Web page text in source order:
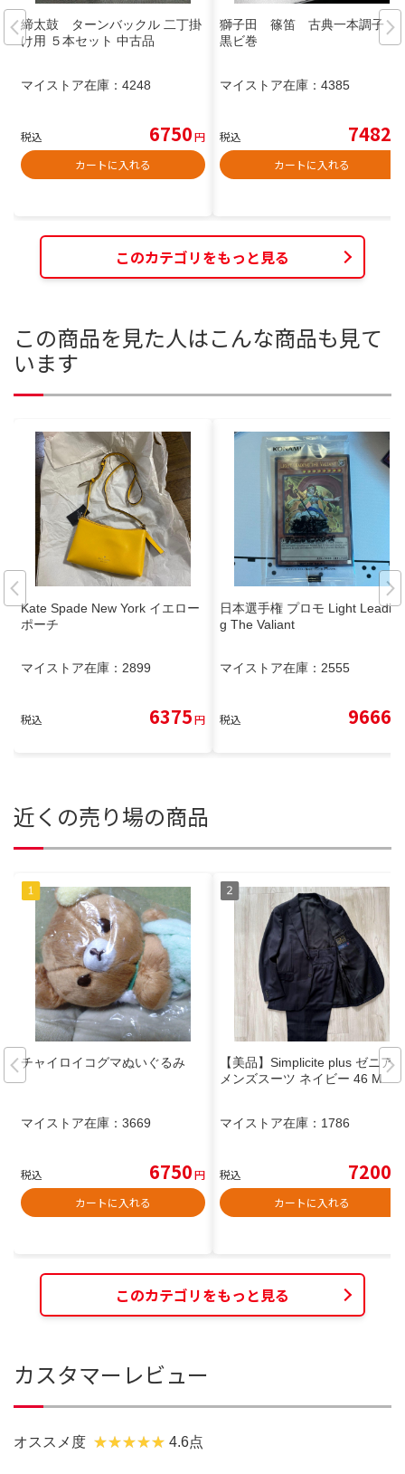
締太鼓 ターンバックル 二丁掛
け用 ５本セット 中古品
マイストア在庫： 4248
税込 6750円
カートに入れる
獅子田 篠笛 古典一本調子
黒ビ巻
マイストア在庫： 4385
税込 7482
カートに入れる
このカテゴリをもっと見る
この商品を見た人はこんな商品も見て
います
Kate Spade New York イエロー
ポーチ
マイストア在庫： 2899
税込 6375円
日本選手権 プロモ Light Leadin
g The Valiant
マイストア在庫： 2555
税込 9666
近くの売り場の商品
チャイロイコグマぬいぐるみ
マイストア在庫： 3669
税込 6750円
カートに入れる
【美品】Simplicite plus ゼニア
メンズスーツ ネイビー 46 M
マイストア在庫： 1786
税込 7200
カートに入れる
このカテゴリをもっと見る
カスタマーレビュー
オススメ度 4.6点